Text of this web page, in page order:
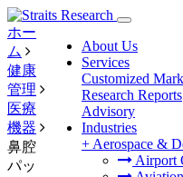
About Us
Services
Customized
Research Reports
Advisory
Industries
+ Aerospace &
Airport
ホー
ム
健康
管理
医療
機器
鼻腔
パッ